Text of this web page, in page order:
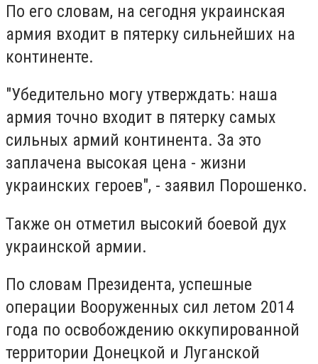
По его словам, на сегодня украинская
армия входит в пятерку сильнейших на
континенте.
"Убедительно могу утверждать: наша
армия точно входит в пятерку самых
сильных армий континента. За это
заплачена высокая цена - жизни
украинских героев", - заявил Порошенко.
Также он отметил высокий боевой дух
украинской армии.
По словам Президента, успешные
операции Вооруженных сил летом 2014
года по освобождению оккупированной
территории Донецкой и Луганской